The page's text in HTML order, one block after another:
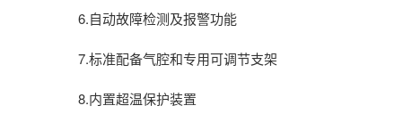
6.自动故障检测及报警功能
7.标准配备气腔和专用可调节支架
8.内置超温保护装置